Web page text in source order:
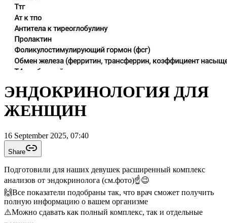
ЭНДОКРИНОЛОГИЯ ДЛЯ
ЖЕНЩИН
16 September 2025, 07:40
Share
Подготовили для наших девушек расширенный комплекс
анализов от эндокринолога (см.фото)☝️😉
🙌Все показатели подобраны так, что врач сможет получить
полную информацию о вашем организме
⚠️Можно сдавать как полный комплекс, так и отдельные